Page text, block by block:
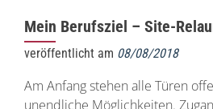
Mein Berufsziel – Site-
veröffentlicht am 08/08/2018
Am Anfang stehen alle Türen
unendliche Möglichkeiten.